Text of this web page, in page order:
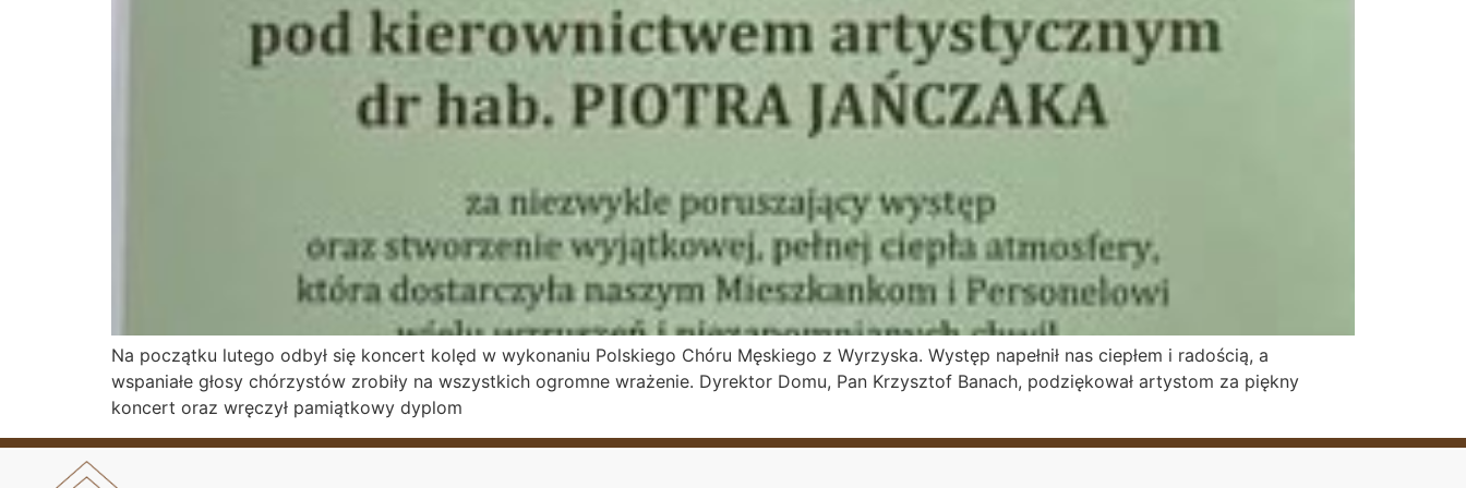
Na początku lutego odbył się koncert kolęd w wykonaniu Polskiego Chóru Męskiego z Wyrzyska. Występ napełnił nas ciepłem i radością, a
wspaniałe głosy chórzystów zrobiły na wszystkich ogromne wrażenie. Dyrektor Domu, Pan Krzysztof Banach, podziękował artystom za piękny
koncert oraz wręczył pamiątkowy dyplom